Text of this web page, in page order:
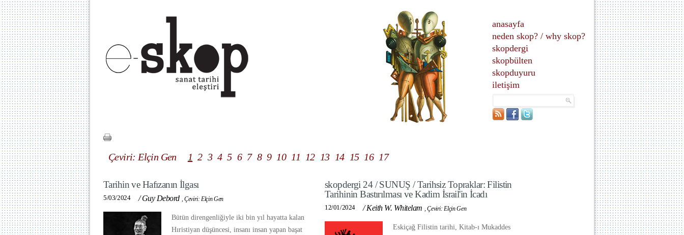
anasayfa
neden skop? / why skop?
skopdergi
skopbülten
skopduyuru
iletişim
Çeviri: Elçin Gen 1 2 3 4 5 6 7 8 9 10 11 12 13 14 15 16 17
Tarihin ve Hafızanın İlgası
5/03/2024 /Guy Debord ,Çeviri: Elçin Gen
Bütün direngenliğiyle iki bin yıl hayatta kalan
Hıristiyan düşüncesi, insanı insan yapan başat
skopdergi 24 / SUNUŞ / Tarihsiz Topraklar: Filistin
Tarihinin Bastırılması ve Kadim İsrail'in İcadı
12/01/2024 /Keith W. Whitelam ,Çeviri: Elçin Gen
Eskiçağ Filistin tarihi, Kitab-ı Mukaddes